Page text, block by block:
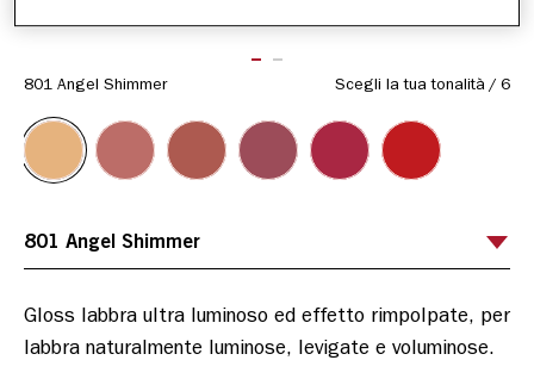
801 Angel Shimmer Scegli la tua tonalità / 6
Gloss labbra ultra luminoso ed effetto rimpolpate, per